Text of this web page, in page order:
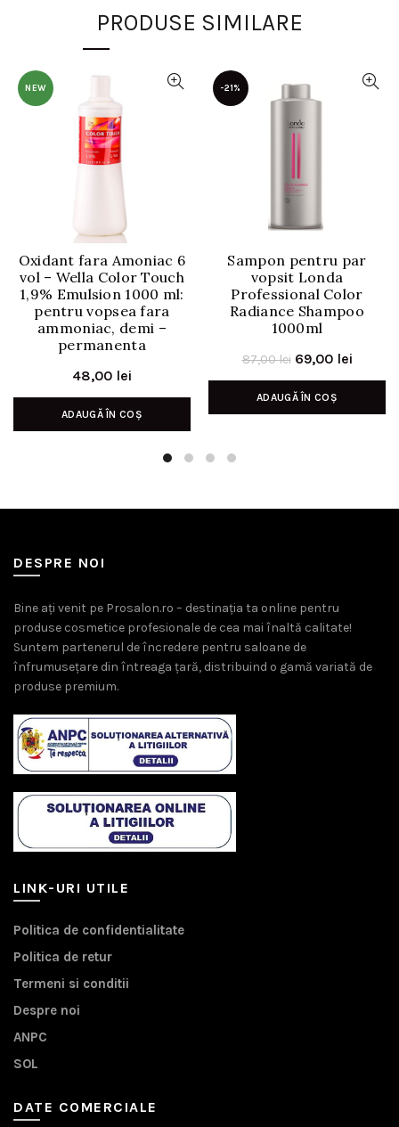
PRODUSE SIMILARE
NEW
Oxidant fara Amoniac 6
vol – Wella Color Touch
1,9% Emulsion 1000 ml:
pentru vopsea fara
ammoniac, demi –
permanenta
48,00 lei
ADAUGĂ ÎN COȘ
-21%
Sampon pentru par
vopsit Londa
Professional Color
Radiance Shampoo
1000ml
87,00lei Prețul
inițial
a
69,00 leiPrețul
curent
ADAUGĂ ÎN COȘ
DESPRE NOI
Bine ați venit pe Prosalon.ro – destinația ta online pentru
produse cosmetice profesionale de cea mai înaltă calitate!
Suntem partenerul de încredere pentru saloane de
înfrumusețare din întreaga țară, distribuind o gamă variată de
produse premium.
LINK-URI UTILE
Politica de confidentialitate
Politica de retur
Termeni si conditii
Despre noi
ANPC
SOL
DATE COMERCIALE